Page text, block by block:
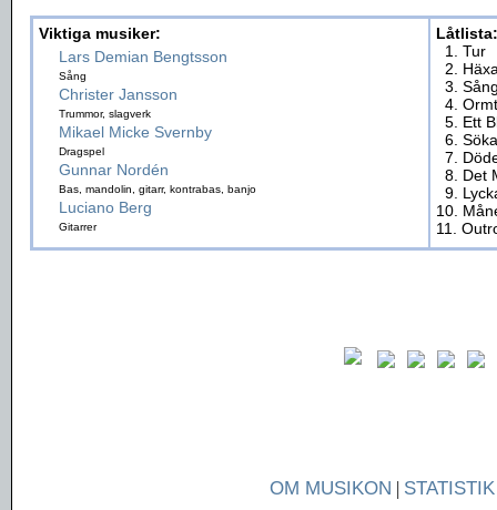
Viktiga musiker:
Lars Demian Bengtsson
Sång
Christer Jansson
Trummor, slagverk
Mikael Micke Svernby
Dragspel
Gunnar Nordén
Bas, mandolin, gitarr, kontrabas, banjo
Luciano Berg
Gitarrer
Låtlista:
1. Tur
2.
3.
4.
5. Ett
6.
7.
8. Det
9.
10.
11.
OM MUSIKON | STATISTIK